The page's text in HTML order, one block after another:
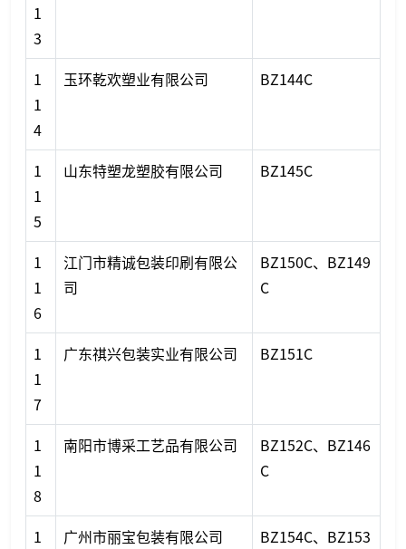
1
3
1
1
4
玉环乾欢塑业有限公司 BZ144C
1
1
5
山东特塑龙塑胶有限公司 BZ145C
1
1
6
江门市精诚包装印刷有限公
司
BZ150C、BZ149
C
1
1
7
广东祺兴包装实业有限公司 BZ151C
1
1
8
南阳市博采工艺品有限公司
BZ152C、BZ146
C
1
广州市丽宝包装有限公司
BZ154C、BZ153